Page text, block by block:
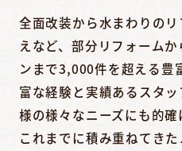
全面改装から水まわりの
えなど、部分リフォーム
ンまで3,000件を超える豊
富な経験と実績あるスタ
様の様々なニーズにも的確
これまでに積み重ねてき